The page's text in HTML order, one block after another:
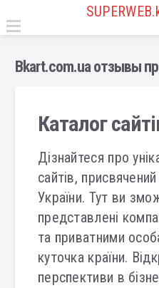
Bkart.com.ua отзывы
Каталог
Дізнайтеся про
сайтів,
України. Тут ви
представлені
та приватними
куточка країни.
перспективи в